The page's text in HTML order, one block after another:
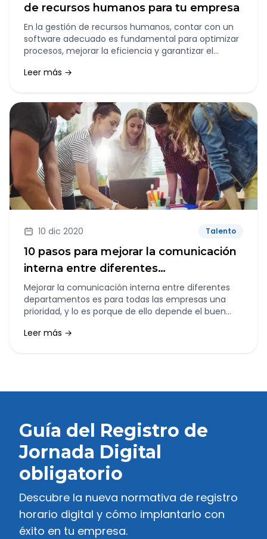
de recursos humanos para tu empresa
En la gestión de recursos humanos, contar con un
software adecuado es fundamental para optimizar
procesos, mejorar la eficiencia y garantizar el
en general. En este artículo, exploraremos las
necesidades específicas de tu empresa.
Leer más →
10 dic 2020 Talento
10 pasos para mejorar la comunicación
interna entre diferentes
departamentos
Mejorar la comunicación interna entre diferentes
departamentos es para todas las empresas una
prioridad, y lo es porque de ello depende el buen
Además, las empresas que tienen una
sólida y eficaz, repercute en la consecución de
Hay muchas razones por las que incluir como parte
de la estrategia de la empresa, el cuidar y fomentar
la comunicación interna entre diferentes
departamentos. Cada vez son más las empresas
que lo convierten en una prioridad pero
dan la importancia que tiene.
Leer más →
Guía del Registro de
Jornada Digital
obligatorio
Descubre la nueva normativa de registro
horario digital y cómo implantarlo con
éxito en tu empresa.